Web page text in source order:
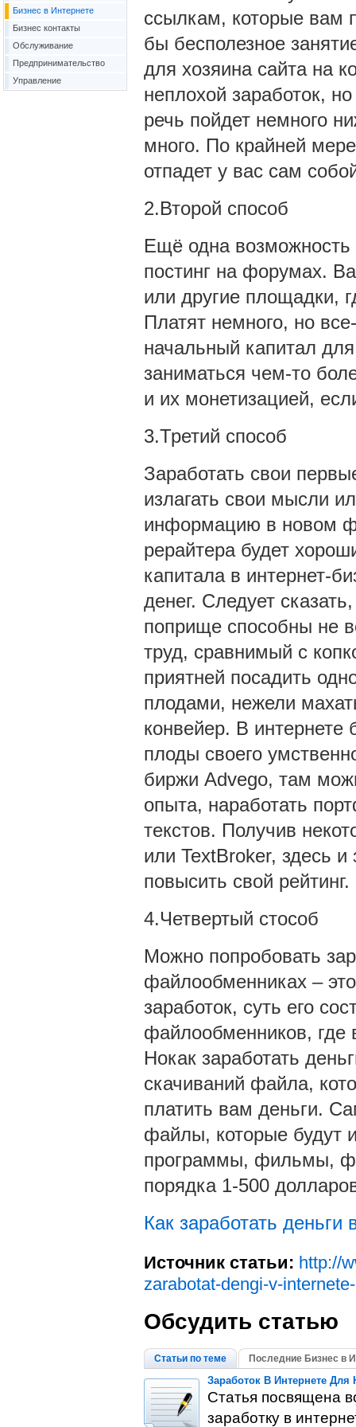
ссылкам, которые вам
бы бесполезное
для хозяина сайта на
неплохой заработок,
речь пойдет немного
много. По крайней
отпадет у вас сам
2.Второй способ
Ещё одна возможность
постинг на форумах.
или другие площадки,
Платят немного, но
начальный капитал
заниматься чем-то
и их монетизацией,
3.Третий способ
Заработать свои
излагать свои мысли
информацию в новом
рерайтера будет
капитала в интернет-
денег. Следует
поприще способны не
труд, сравнимый с
приятней посадить
плодами, нежели
конвейер. В
плоды своего
биржи Advego, там
опыта, наработать
текстов. Получив
или TextBroker, здесь
повысить свой рейтинг.
4.Четвертый стособ
Можно попробовать
файлообменниках –
заработок, суть его
файлообменников,
Нокак заработать
скачиваний файла,
платить вам деньги.
файлы, которые будут
программы, фильмы,
порядка 1-500
Как заработать
Источник статьи: http://
zarabotat-dengi-v-
Обсудить статью
Статьи по теме Последние Бизнес в
Заработок В Интернете
Статья посвящена
заработку в
Бизнес в Интернете
Бизнес контакты
Обслуживание
Предпринимательство
Управление